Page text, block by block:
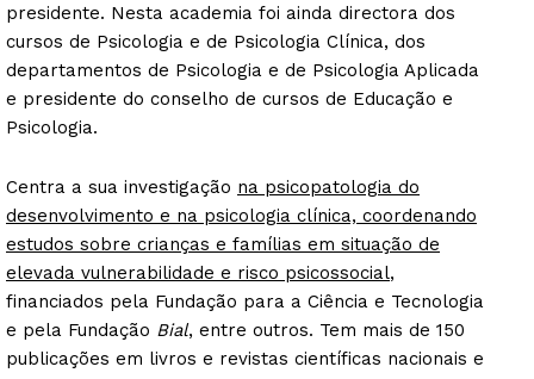
presidente. Nesta academia foi ainda directora dos
cursos de Psicologia e de Psicologia Clínica, dos
departamentos de Psicologia e de Psicologia Aplicada
e presidente do conselho de cursos de Educação e
Psicologia.
Centra a sua investigação na psicopatologia do
desenvolvimento e na psicologia clínica, coordenando
estudos sobre crianças e famílias em situação de
elevada vulnerabilidade e risco psicossocial,
financiados pela Fundação para a Ciência e Tecnologia
e pela Fundação Bial, entre outros. Tem mais de 150
publicações em livros e revistas científicas nacionais e